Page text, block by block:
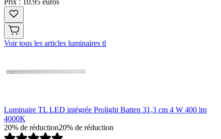
Prix : 10.95 euros
Voir tous les articles luminaires tl
Luminaire TL LED intégrée Prolight Batten 31,3 cm 4 W 400 lm
4000K
20% de réduction20% de réduction